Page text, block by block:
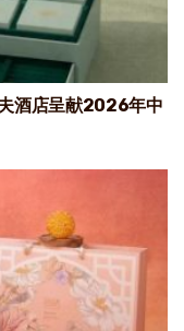
酒店呈献2026年中